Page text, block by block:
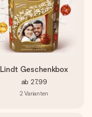
Lindt Geschenkbox
ab 27,99
2 Varianten